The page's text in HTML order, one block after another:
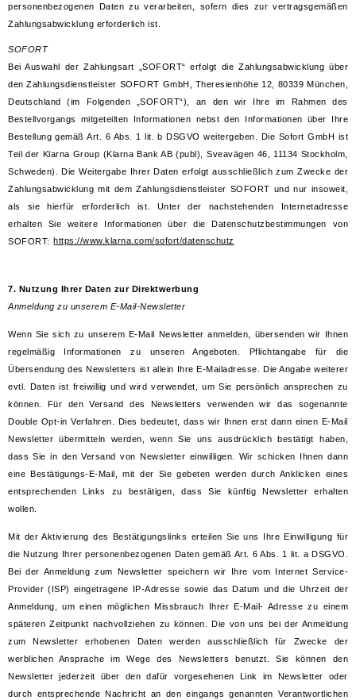
personenbezogenen Daten zu verarbeiten, sofern dies zur vertragsgemäßen
Zahlungsabwicklung erforderlich ist.
SOFORT
Bei Auswahl der Zahlungsart „SOFORT“ erfolgt die Zahlungsabwicklung über
den Zahlungsdienstleister SOFORT GmbH, Theresienhöhe 12, 80339 München,
Deutschland (im Folgenden „SOFORT“), an den wir Ihre im Rahmen des
Bestellvorgangs mitgeteilten Informationen nebst den Informationen über Ihre
Bestellung gemäß Art. 6 Abs. 1 lit. b DSGVO weitergeben. Die Sofort GmbH ist
Teil der Klarna Group (Klarna Bank AB (publ), Sveavägen 46, 11134 Stockholm,
Schweden). Die Weitergabe Ihrer Daten erfolgt ausschließlich zum Zwecke der
Zahlungsabwicklung mit dem Zahlungsdienstleister SOFORT und nur insoweit,
als sie hierfür erforderlich ist. Unter der nachstehenden Internetadresse
erhalten Sie weitere Informationen über die Datenschutzbestimmungen von
SOFORT: https://www.klarna.com/sofort/datenschutz
7. Nutzung Ihrer Daten zur Direktwerbung
Anmeldung zu unserem E-Mail-Newsletter
Wenn Sie sich zu unserem E-Mail Newsletter anmelden, übersenden wir Ihnen
regelmäßig Informationen zu unseren Angeboten. Pflichtangabe für die
Übersendung des Newsletters ist allein Ihre E-Mailadresse. Die Angabe weiterer
evtl. Daten ist freiwillig und wird verwendet, um Sie persönlich ansprechen zu
können. Für den Versand des Newsletters verwenden wir das sogenannte
Double Opt-in Verfahren. Dies bedeutet, dass wir Ihnen erst dann einen E-Mail
Newsletter übermitteln werden, wenn Sie uns ausdrücklich bestätigt haben,
dass Sie in den Versand von Newsletter einwilligen. Wir schicken Ihnen dann
eine Bestätigungs-E-Mail, mit der Sie gebeten werden durch Anklicken eines
entsprechenden Links zu bestätigen, dass Sie künftig Newsletter erhalten
wollen.
Mit der Aktivierung des Bestätigungslinks erteilen Sie uns Ihre Einwilligung für
die Nutzung Ihrer personenbezogenen Daten gemäß Art. 6 Abs. 1 lit. a DSGVO.
Bei der Anmeldung zum Newsletter speichern wir Ihre vom Internet Service-
Provider (ISP) eingetragene IP-Adresse sowie das Datum und die Uhrzeit der
Anmeldung, um einen möglichen Missbrauch Ihrer E-Mail- Adresse zu einem
späteren Zeitpunkt nachvollziehen zu können. Die von uns bei der Anmeldung
zum Newsletter erhobenen Daten werden ausschließlich für Zwecke der
werblichen Ansprache im Wege des Newsletters benutzt. Sie können den
Newsletter jederzeit über den dafür vorgesehenen Link im Newsletter oder
durch entsprechende Nachricht an den eingangs genannten Verantwortlichen